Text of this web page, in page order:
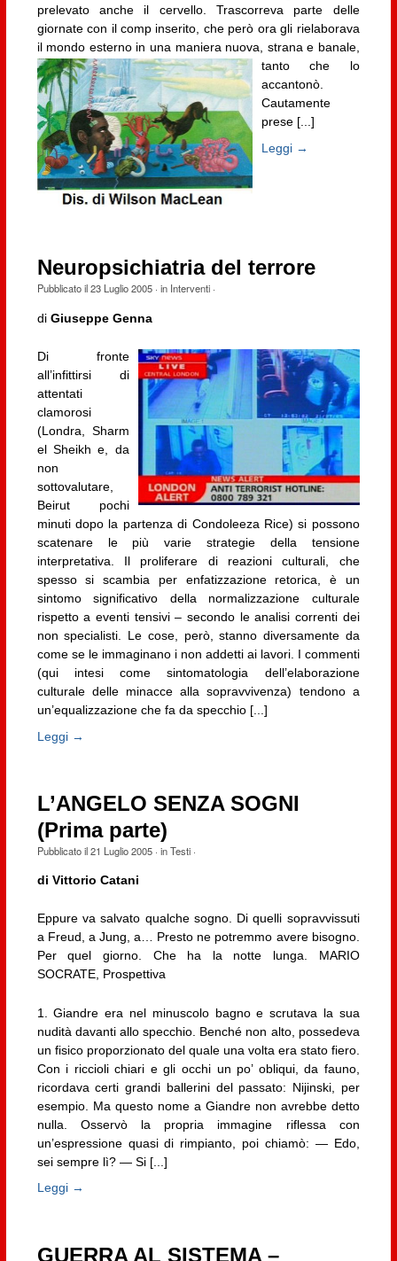
prelevato anche il cervello. Trascorreva parte delle
giornate con il comp inserito, che però ora gli rielaborava
il mondo esterno in una maniera nuova, strana e banale,
tanto che lo
accantonò.
Cautamente
prese [...]
Leggi →
Neuropsichiatria del terrore
Pubblicato il23 Luglio 2005· in Interventi·
di Giuseppe Genna
Di fronte
all’infittirsi di
attentati
clamorosi
(Londra, Sharm
el Sheikh e, da
non
sottovalutare,
Beirut pochi
minuti dopo la partenza di Condoleeza Rice) si possono
scatenare le più varie strategie della tensione
interpretativa. Il proliferare di reazioni culturali, che
spesso si scambia per enfatizzazione retorica, è un
sintomo significativo della normalizzazione culturale
rispetto a eventi tensivi – secondo le analisi correnti dei
non specialisti. Le cose, però, stanno diversamente da
come se le immaginano i non addetti ai lavori. I commenti
(qui intesi come sintomatologia dell’elaborazione
culturale delle minacce alla sopravvivenza) tendono a
un’equalizzazione che fa da specchio [...]
Leggi →
L’ANGELO SENZA SOGNI
(Prima parte)
Pubblicato il21 Luglio 2005· inTesti·
di Vittorio Catani
Eppure va salvato qualche sogno. Di quelli sopravvissuti
a Freud, a Jung, a… Presto ne potremmo avere bisogno.
Per quel giorno. Che ha la notte lunga. MARIO
SOCRATE, Prospettiva
1. Giandre era nel minuscolo bagno e scrutava la sua
nudità davanti allo specchio. Benché non alto, possedeva
un fisico proporzionato del quale una volta era stato fiero.
Con i riccioli chiari e gli occhi un po’ obliqui, da fauno,
ricordava certi grandi ballerini del passato: Nijinski, per
esempio. Ma questo nome a Giandre non avrebbe detto
nulla. Osservò la propria immagine riflessa con
un’espressione quasi di rimpianto, poi chiamò: — Edo,
sei sempre lì? — Si [...]
Leggi →
GUERRA AL SISTEMA –